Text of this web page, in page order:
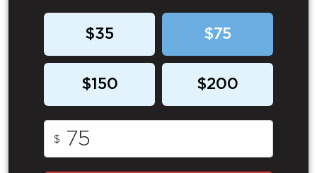
$35 $75
$150 $200
$